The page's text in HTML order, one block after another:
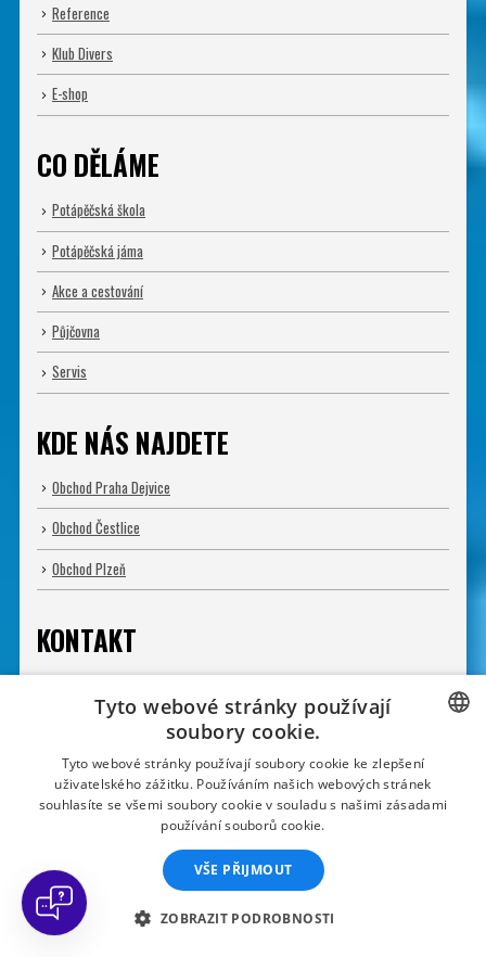
Reference
Klub Divers
E-shop
CO DĚLÁME
Potápěčská škola
Potápěčská jáma
Akce a cestování
Půjčovna
Servis
KDE NÁS NAJDETE
Obchod Praha Dejvice
Obchod Čestlice
Obchod Plzeň
KONTAKT
+420 725 316 772
e-mail:
potapeni@divers.cz
Otevřeno:
Po - Pá: 11.00 - 19.00
Po - Ne: 9.00 - 22.00
CZECH
CZECH
Tyto webové stránky používají
soubory cookie.
Tyto webové stránky používají soubory cookie ke zlepšení
uživatelského zážitku. Používáním našich webových stránek
souhlasíte se všemi soubory cookie v souladu s našimi zásadami
používání souborů cookie.
VŠE PŘIJMOUT
ZOBRAZIT PODROBNOSTI